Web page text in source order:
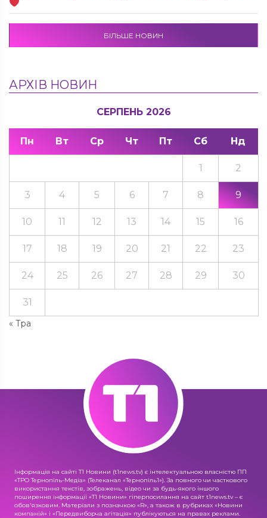
БІЛЬШЕ НОВИН
АРХІВ НОВИН
СЕРПЕНЬ 2026
Пн Вт Ср Чт Пт Сб Нд
« Тра
1 2
3 4 5 6 7 8 9
10 11 12 13 14 15 16
17 18 19 20 21 22 23
24 25 26 27 28 29 30
31
Інформація на сайті Т1 Новини (t1news.tv) є інтелектуальною власністю ПП
«ТРО Тернопіль-Медіа» (Телеканал «Тернопіль1»). За повного чи часткового
використання текстів, зображень, відео чи за будь-якого іншого
поширення інформації «Т1 Новини» гіперпосилання на сайт t1news.tv – є
обов'язковим. Матеріали з позначкою «R», а також в рубриках «Новини
компаній» і «Передвиборча агітація» публікуються на правах реклами.